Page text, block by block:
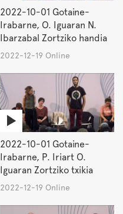
2022-10-01 Gotaine-
Irabarne, O. Iguaran N.
Ibarzabal Zortziko handia
2022-12-19 Online
2022-10-01 Gotaine-
Irabarne, P. Iriart O.
Iguaran Zortziko txikia
2022-12-19 Online